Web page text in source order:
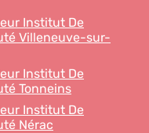
Institut De
Villeneuve-sur-
Institut De
Tonneins
Institut De
Nérac